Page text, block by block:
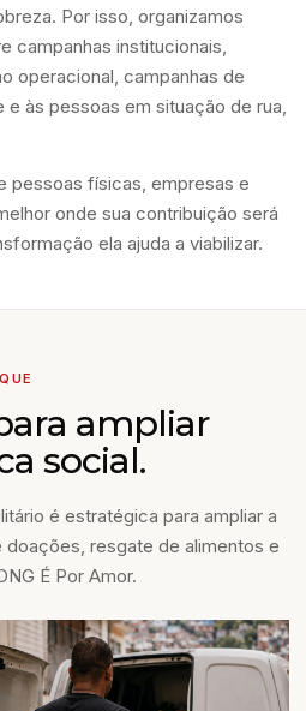
Por isso, organizamos
campanhas institucionais,
operacional, campanhas de
às pessoas em situação de rua,
pessoas físicas, empresas e
onde sua contribuição será
ela ajuda a viabilizar.
ampliar
social.
é estratégica para ampliar a
resgate de alimentos e
É Por Amor.